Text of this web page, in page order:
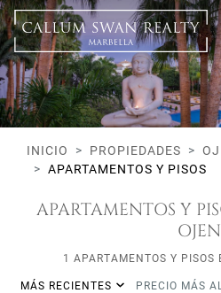
Todos los Lifestyles
Ojen
Todas las subareas
Apartamentos y Pisos
Precio desde
Precio hasta
Dormitorios mínimos
INICIO PROPIEDADES
APARTAMENTOS Y PISOS
APARTAMENTOS Y
OJEN
1 APARTAMENTOS Y
MÁS RECIENTES PRECIO MÁS